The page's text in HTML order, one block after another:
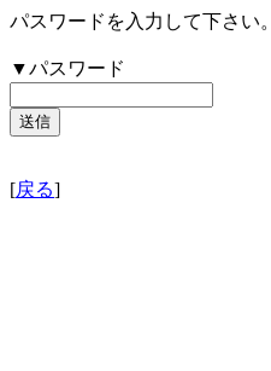
パスワードを入力して下さい。
▼パスワード
[戻る]